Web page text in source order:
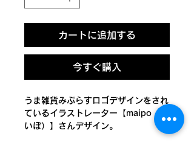
カートに追加する
今すぐ購入
うま雑貨みぷらすロゴデザインをされ
ているイラストレーター【maipo（ま
いぽ）】さんデザイン。
競走馬のみなさんが、レース時にする